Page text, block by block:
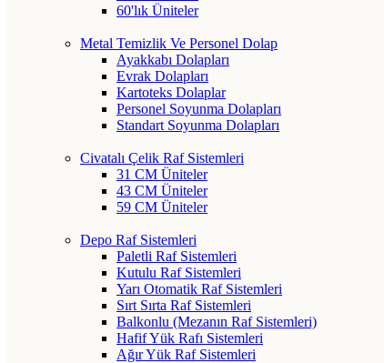
60'lık Üniteler
Metal Temizlik Ve Personel Dolap
Ayakkabı Dolapları
Evrak Dolapları
Kartoteks Dolaplar
Personel Soyunma Dolapları
Standart Soyunma Dolapları
Civatalı Çelik Raf Sistemleri
31 CM Üniteler
43 CM Üniteler
59 CM Üniteler
Depo Raf Sistemleri
Paletli Raf Sistemleri
Kutulu Raf Sistemleri
Yarı Otomatik Raf Sistemleri
Sırt Sırta Raf Sistemleri
Balkonlu (Mezanın Raf Sistemleri)
Hafif Yük Rafı Sistemleri
Ağır Yük Raf Sistemleri